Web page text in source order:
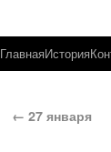
ГлавнаяИстория
← 27 января